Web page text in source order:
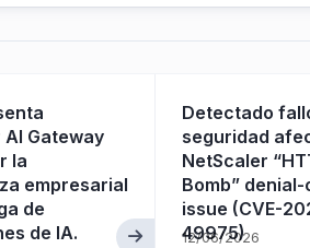
Gateway
la
empresarial
de
de IA.
Detectado
seguridad
NetScaler
Bomb”
issue (CVE-
49975)
12/06/2026